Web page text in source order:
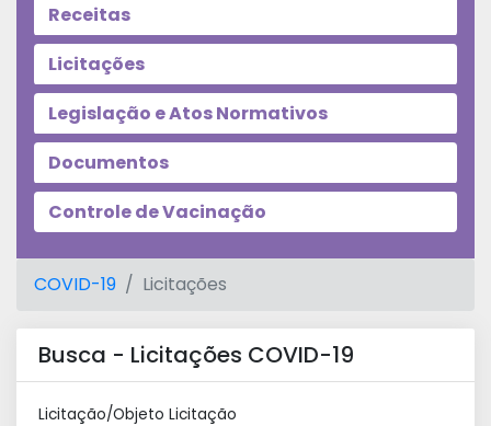
Receitas
Licitações
Legislação e Atos Normativos
Documentos
Controle de Vacinação
COVID-19 Licitações
Busca - Licitações COVID-19
Licitação/Objeto Licitação